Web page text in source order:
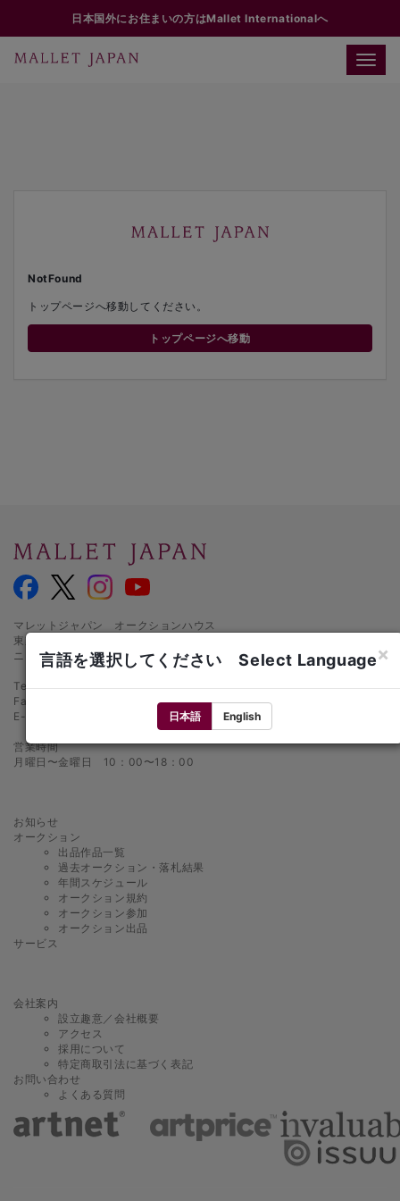
日本国外にお住まいの方はMallet Internationalへ
Toggle
NotFound
トップページへ移動してください。
トップページへ移動
マレットジャパン オークションハウス
東京都千代田区麹町1-3-1
ニッセイ半蔵門ビル1階
Tel.: 03-5216-2480
Fax: 03-5216-2481
E-mail:
営業時間
月曜日〜金曜日 10：00〜18：00
お知らせ
オークション
出品作品一覧
過去オークション・落札結果
年間スケジュール
オークション規約
オークション参加
オークション出品
サービス
会社案内
設立趣意／会社概要
アクセス
採用について
特定商取引法に基づく表記
お問い合わせ
よくある質問
言語を選択してください Select Language×
日本語 English